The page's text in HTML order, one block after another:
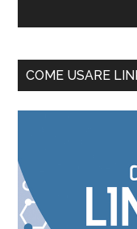
COME USARE